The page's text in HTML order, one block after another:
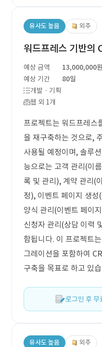
유사도 높음 외주
워드프레스 기반의
예상 금액
13,000,000원
예상 기간
80일
개발 · 기획
웹 외 1개
프로젝트는 워드프레스
을 재구축하는 것으로,
사용될 예정이며, 솔루
능으로는 고객 관리(이
록 및 관리), 계약 관리(
정), 이벤트 페이지 생
양식 관리(이벤트 페이
신청자 관리(상담 이력
함됩니다. 이 프로젝트
그레이션을 포함하여
구축을 목표로 하고 있
로그인 후 무
유사도 높음 외주